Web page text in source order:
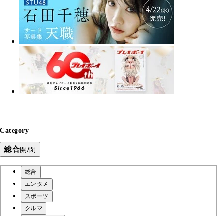
Category
総合開/閉
総合
エンタメ
スポーツ
クルマ